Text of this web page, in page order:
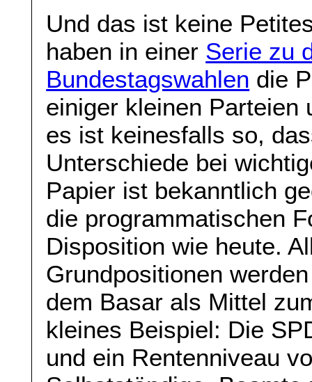
Und das ist keine
haben in einer Serie zu
Bundestagswahlen die
einiger kleinen Parteien
es ist keinesfalls so,
Unterschiede bei
Papier ist bekanntlich
die programmatischen
Disposition wie heute.
Grundpositionen
dem Basar als Mittel
kleines Beispiel: Die
und ein Rentenniveau